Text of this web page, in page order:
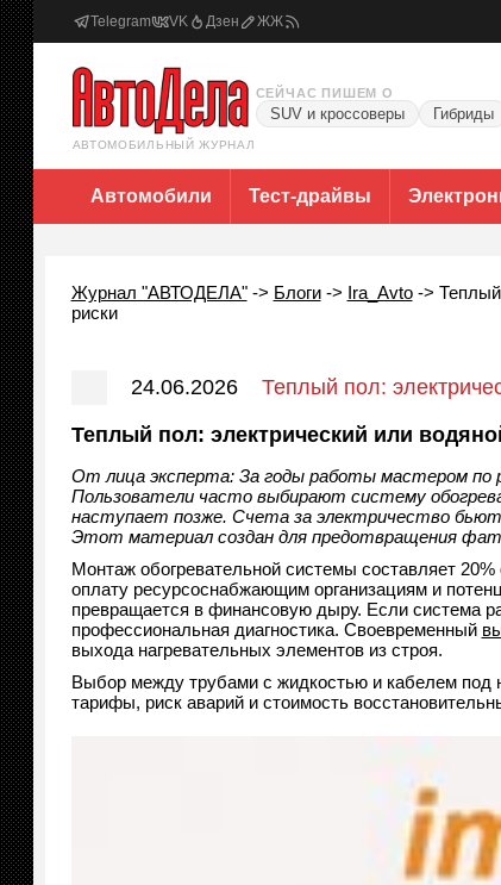
Telegram VK Дзен ЖЖ
АВТОМОБИЛЬНЫЙ ЖУРНАЛ
СЕЙЧАС ПИШЕМ О
SUV и кроссоверы Гибриды
Автомобили Тест-драйвы
Журнал "АВТОДЕЛА"-> Блоги-> Ira_Avto->
риски
24.06.2026
Теплый пол:
риски
Теплый пол: электрический или
От лица эксперта: За годы работы мастером по
Пользователи часто выбирают систему
наступает позже. Счета за электричество бьют
Этот материал создан для предотвращения
Монтаж обогревательной системы составляет
оплату ресурсоснабжающим организациям и
превращается в финансовую дыру. Если система
профессиональная диагностика. Своевременный
выхода нагревательных элементов из строя.
Выбор между трубами с жидкостью и кабелем под
тарифы, риск аварий и стоимость